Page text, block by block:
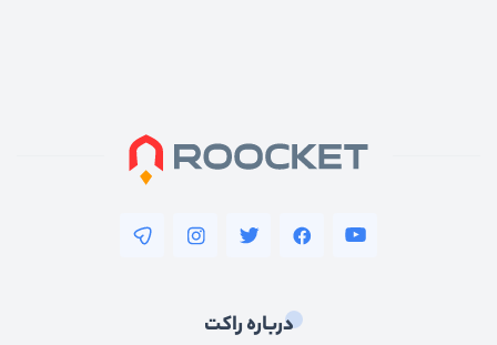
درباره راکت